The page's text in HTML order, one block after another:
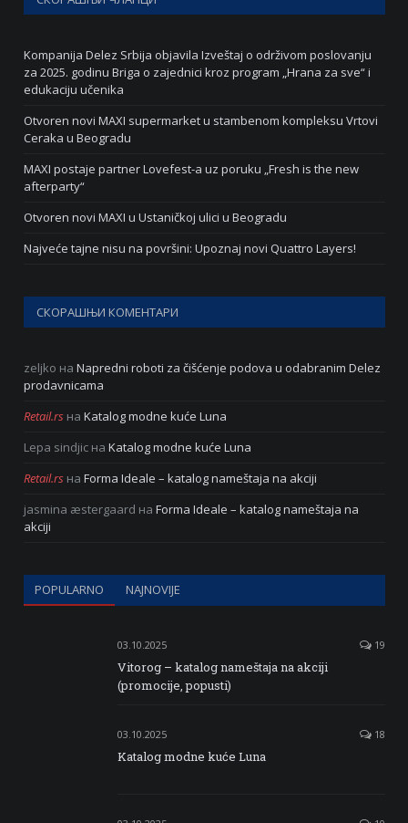
Kompanija Delez Srbija objavila Izveštaj o održivom poslovanju
za 2025. godinu Briga o zajednici kroz program „Hrana za sve“ i
edukaciju učenika
Otvoren novi MAXI supermarket u stambenom kompleksu Vrtovi
Ceraka u Beogradu
MAXI postaje partner Lovefest-a uz poruku „Fresh is the new
afterparty“
Otvoren novi MAXI u Ustaničkoj ulici u Beogradu
Najveće tajne nisu na površini: Upoznaj novi Quattro Layers!
СКОРАШЊИ КОМЕНТАРИ
zeljko на Napredni roboti za čišćenje podova u odabranim Delez
prodavnicama
Retail.rs на Katalog modne kuće Luna
Lepa sindjic на Katalog modne kuće Luna
Retail.rs на Forma Ideale – katalog nameštaja na akciji
jasmina æstergaard на Forma Ideale – katalog nameštaja na
akciji
POPULARNO NAJNOVIJE
03.10.2025 19
Vitorog – katalog nameštaja na akciji
(promocije, popusti)
03.10.2025 18
Katalog modne kuće Luna